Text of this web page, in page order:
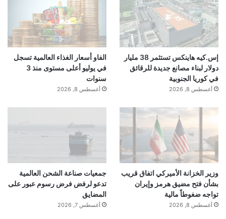
إس.كيه هاينكس تستثمر 38 مليار
دولار لبناء مصانع جديدة للرقائق
في كوريا الجنوبية
أغسطس 8, 2026
الفاو أسعار الغذاء العالمية تسجل
في يوليو أعلى مستوى منذ 3
سنوات
أغسطس 8, 2026
وزير الخزانة الأميركي اتفاق قريب
بشأن فتح مضيق هرمز وإيران
تواجه ضغوطاً مالية
أغسطس 8, 2026
جمعيات صناعة الشحن العالمية
تدعو لرفض فرض رسوم عبور على
المضايق
أغسطس 7, 2026